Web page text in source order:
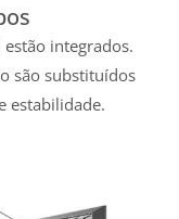
integrados.
são substituídos
estabilidade.